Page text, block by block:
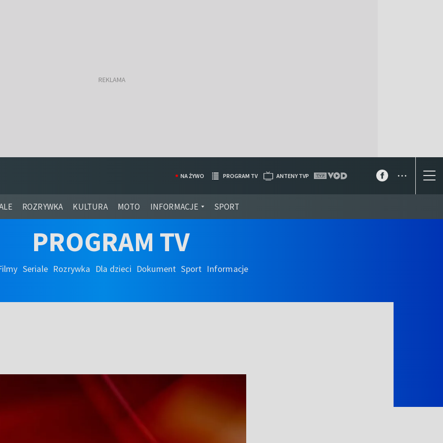
ROZRYWKA KULTURA MOTO INFORMACJE SPORT
NA ŻYWO PROGRAM TV ANTENY TVP ...
PROGRAM TV
Seriale Rozrywka Dla dzieci Dokument Sport Informacje